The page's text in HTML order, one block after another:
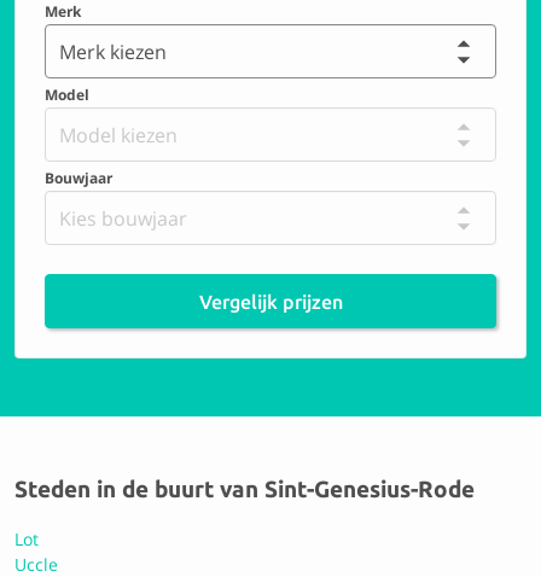
9.4 Perfect
9.0 Uitstekend
Merk
Merk kiezen
Model
Model kiezen
Bouwjaar
Kies bouwjaar
Vergelijk prijzen
Steden in de buurt van Sint-Genesius-Rode
Lot
Uccle